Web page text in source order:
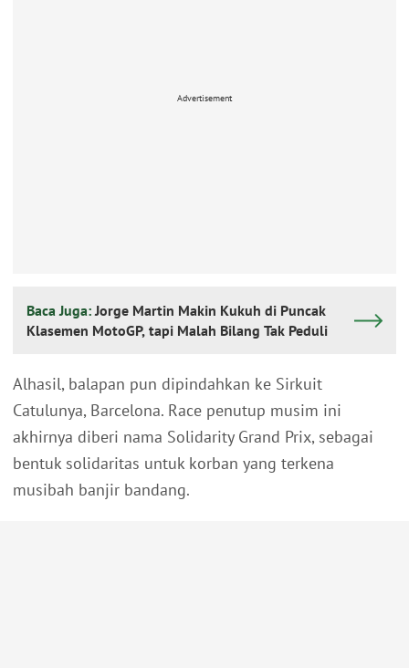
Advertisement
Baca Juga:Jorge Martin Makin Kukuh di Puncak
Klasemen MotoGP, tapi Malah Bilang Tak Peduli
Alhasil, balapan pun dipindahkan ke Sirkuit
Catulunya, Barcelona. Race penutup musim ini
akhirnya diberi nama Solidarity Grand Prix, sebagai
bentuk solidaritas untuk korban yang terkena
musibah banjir bandang.